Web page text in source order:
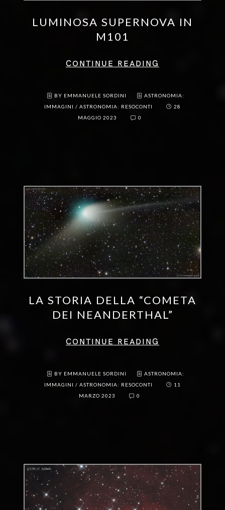
LUMINOSA SUPERNOVA IN
M101
CONTINUE READING
BY EMMANUELE SORDINI
ASTRONOMIA:
IMMAGINI / ASTRONOMIA: RESOCONTI
28
MAGGIO 2023
0
LA STORIA DELLA “COMETA
DEI NEANDERTHAL”
CONTINUE READING
BY EMMANUELE SORDINI
ASTRONOMIA:
IMMAGINI / ASTRONOMIA: RESOCONTI
11
MARZO 2023
0